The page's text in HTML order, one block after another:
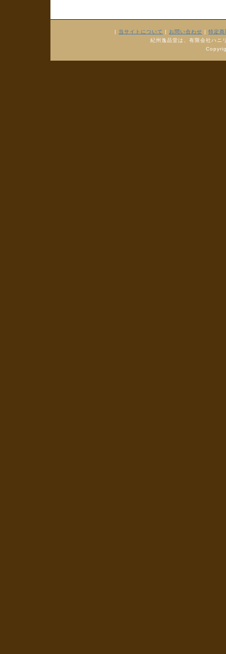
| 当サイトについて | お問い合わせ | 特定
紀州逸品堂は、有限会社ハニ